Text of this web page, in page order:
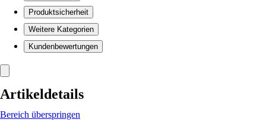
Produktsicherheit
Weitere Kategorien
Kundenbewertungen
Artikeldetails
Bereich überspringen